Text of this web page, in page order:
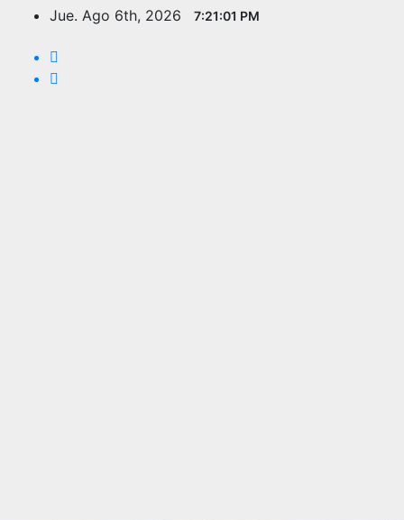
Saltar
contenido
Jue. Ago 6th, 2026 7:21:02 PM